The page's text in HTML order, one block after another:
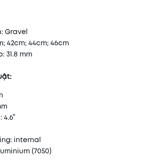
Gravel
42cm; 44cm; 46cm
31.8 mm
internal
(7050)